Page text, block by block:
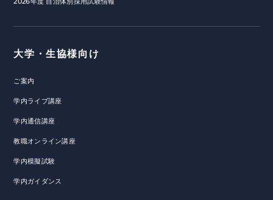
大学・生協様向け
ご案内
学内ライブ講座
学内通信講座
教職オンライン講座
学内模擬試験
学内ガイダンス